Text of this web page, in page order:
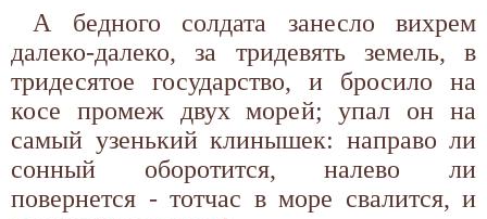
А бедного солдата занесло вихрем
далеко-далеко, за тридевять земель, в
тридесятое государство, и бросило на
косе промеж двух морей; упал он на
самый узенький клинышек: направо ли
сонный оборотится, налево ли
повернется - тотчас в море свалится, и